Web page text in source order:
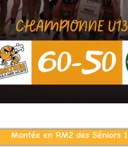
Montée en RM2 des Séniors 1